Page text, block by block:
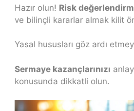
Hazır olun! Risk
ve bilinçli kararlar almak kilit
Yasal hususları göz ardı
Sermaye kazançlarınızı
konusunda dikkatli olun.